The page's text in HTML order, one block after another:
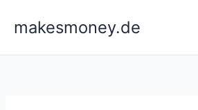
Inhaltmakesmoney.de